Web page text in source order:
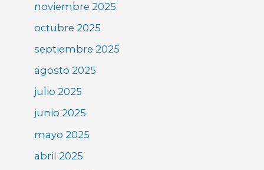
noviembre 2025
octubre 2025
septiembre 2025
agosto 2025
julio 2025
junio 2025
mayo 2025
abril 2025